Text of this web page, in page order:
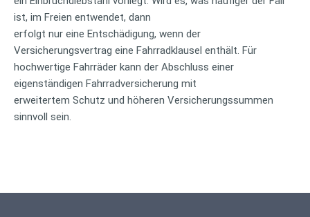
ist, im Freien entwendet, dann
erfolgt nur eine Entschädigung, wenn der
Versicherungsvertrag eine Fahrradklausel enthält. Für
hochwertige Fahrräder kann der Abschluss einer
eigenständigen Fahrradversicherung mit
erweitertem Schutz und höheren Versicherungssummen
sinnvoll sein.